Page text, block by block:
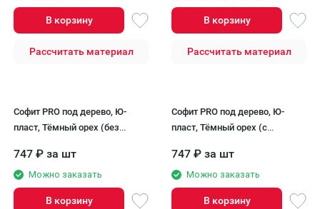
В корзину
Рассчитать материал
В корзину
Рассчитать материал
Софит PRO под дерево, Ю-
пласт, Тёмный орех (без
747 ₽ за шт
Можно заказать
В корзину
Софит PRO под дерево, Ю-
пласт, Тёмный орех (с
747 ₽ за шт
Можно заказать
В корзину